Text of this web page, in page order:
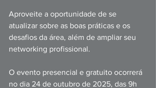
Aproveite a oportunidade de se
atualizar sobre as boas práticas e os
desafios da área, além de ampliar seu
networking profissional.
O evento presencial e gratuito ocorrerá
no dia 24 de outubro de 2025, das 9h